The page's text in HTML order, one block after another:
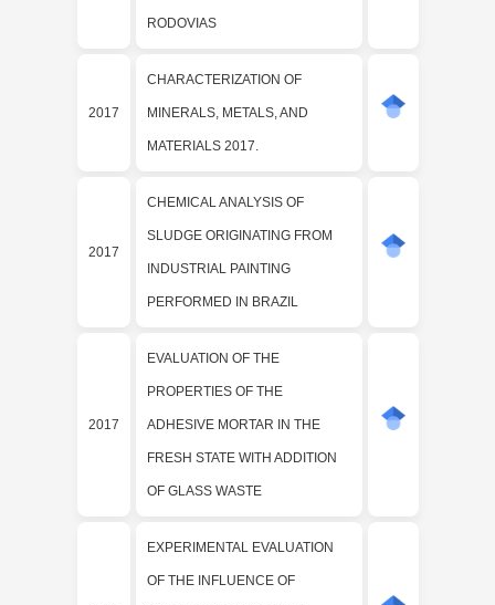
RODOVIAS
2017
CHARACTERIZATION OF
MINERALS, METALS, AND
MATERIALS 2017.
2017
CHEMICAL ANALYSIS OF
SLUDGE ORIGINATING FROM
INDUSTRIAL PAINTING
PERFORMED IN BRAZIL
2017
EVALUATION OF THE
PROPERTIES OF THE
ADHESIVE MORTAR IN THE
FRESH STATE WITH ADDITION
OF GLASS WASTE
EXPERIMENTAL EVALUATION
OF THE INFLUENCE OF